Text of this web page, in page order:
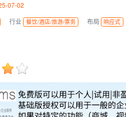
07-02
行业
餐饮/酒店/旅游/票务 布局 响应式